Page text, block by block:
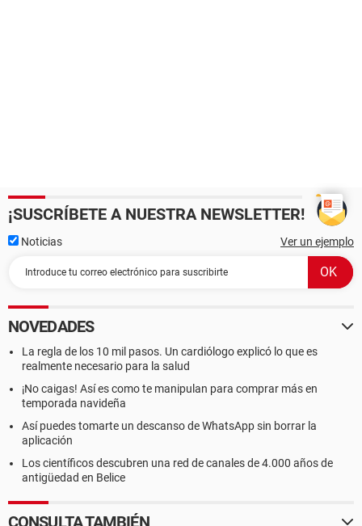
¡SUSCRÍBETE A NUESTRA NEWSLETTER!
Noticias Ver un ejemplo
NOVEDADES
La regla de los 10 mil pasos. Un cardiólogo explicó lo que es
realmente necesario para la salud
¡No caigas! Así es como te manipulan para comprar más en
temporada navideña
Así puedes tomarte un descanso de WhatsApp sin borrar la
aplicación
Los científicos descubren una red de canales de 4.000 años de
antigüedad en Belice
CONSULTA TAMBIÉN